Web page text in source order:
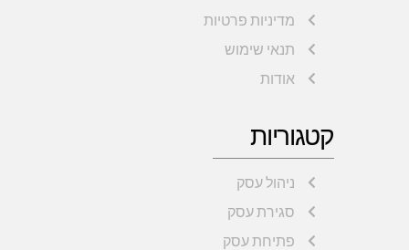
מדיניות פרטיות
תנאי שימוש
אודות
קטגוריות
ניהול עסק
סגירת עסק
פתיחת עסק